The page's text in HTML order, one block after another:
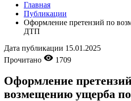
Главная
Публикации
Оформление претензий по
ДТП
Дата публикации 15.01.2025
Прочитано
1709
Оформление
возмещению ущерба